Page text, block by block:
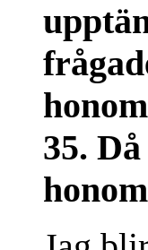
35.